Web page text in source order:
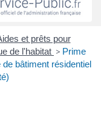
et prêts pour
de l'habitat > Prime
bâtiment résidentiel